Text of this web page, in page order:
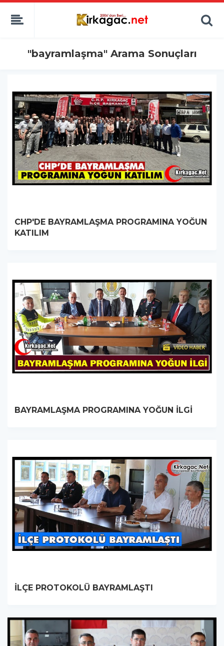
"bayramlaşma" Arama Sonuçları
CHP'DE BAYRAMLAŞMA PROGRAMINA YOĞUN
KATILIM
BAYRAMLAŞMA PROGRAMINA YOĞUN İLGİ
İLÇE PROTOKOLÜ BAYRAMLAŞTI